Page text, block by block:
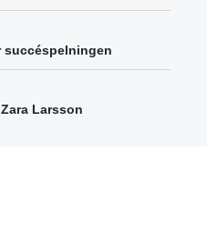
succéspelningen
Larsson